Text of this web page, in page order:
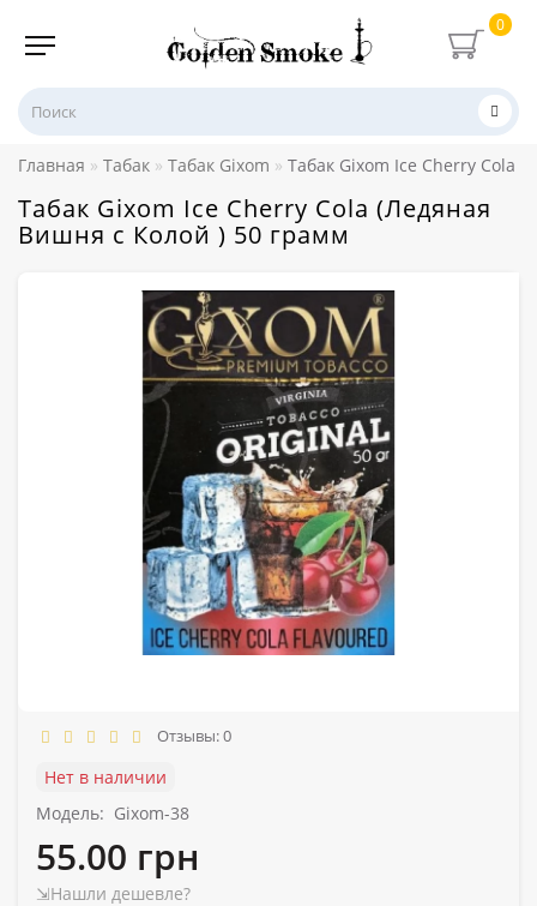
0
Главная Табак Табак Gixom Табак Gixom Ice Cherry Cola
Табак Gixom Ice Cherry Cola (Ледяная
Вишня с Колой ) 50 грамм
Отзывы: 0
Нет в наличии
Модель: Gixom-38
55.00 грн
⇲Нашли дешевле?